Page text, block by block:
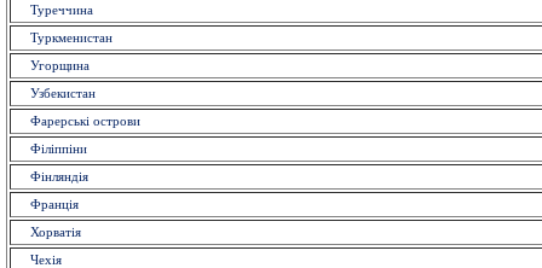
Туреччина
Туркменистан
Угорщина
Узбекистан
Фарерські острови
Філіппіни
Фінляндія
Франція
Хорватія
Чехія